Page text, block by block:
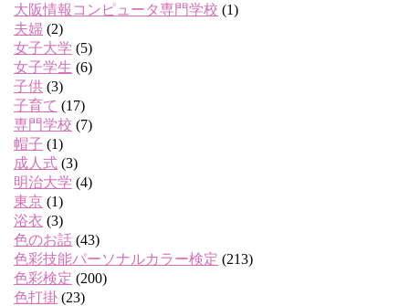
大阪情報コンピュータ専門学校 (1)
夫婦 (2)
女子大学 (5)
女子学生 (6)
子供 (3)
子育て (17)
専門学校 (7)
帽子 (1)
成人式 (3)
明治大学 (4)
東京 (1)
浴衣 (3)
色のお話 (43)
色彩技能パーソナルカラー検定 (213)
色彩検定 (200)
色打掛 (23)